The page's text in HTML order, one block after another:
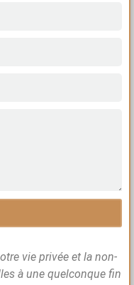
vie privée et la non-
à une quelconque fin